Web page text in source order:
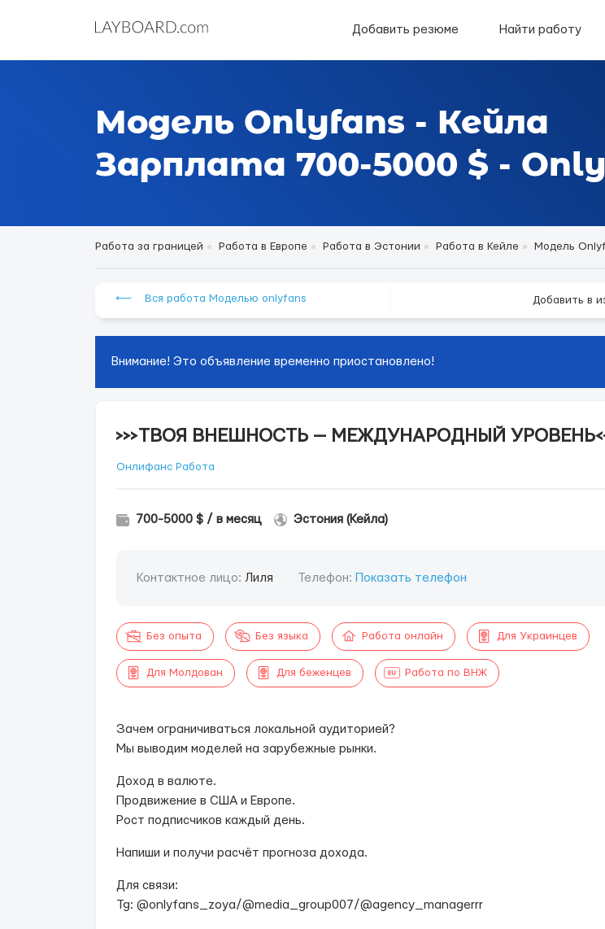
Добавить резюме Найти работу
Модель Onlyfans - Кейла
Зарплата 700-5000 $ -
Работа за границей Работа в Европе Работа в Эстонии Работа в Кейле Модель
⟵ Вся работа Моделью onlyfans Добавить в
Внимание! Это объявление временно приостановлено!
>>>ТВОЯ ВНЕШНОСТЬ — МЕЖДУНАРОДНЫЙ
Онлифанс Работа
700-5000 $ / в месяц Эстония (Кейла)
Контактное лицо: Лиля Телефон: Показать телефон
Без опыта Без языка Работа онлайн Для Украинцев
Для Молдован Для беженцев Работа по ВНЖ
Зачем ограничиваться локальной аудиторией?
Мы выводим моделей на зарубежные рынки.
Доход в валюте.
Продвижение в США и Европе.
Рост подписчиков каждый день.
Напиши и получи расчёт прогноза дохода.
Для связи:
Tg: @onlyfans_zoya/@media_group007/@agency_managerrr